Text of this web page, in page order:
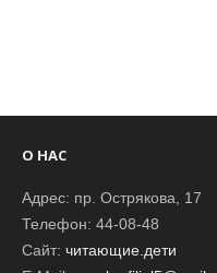
О НАС
Адрес: пр. Острякова, 17
Телефон: 44-08-48
Сайт: читающие.дети